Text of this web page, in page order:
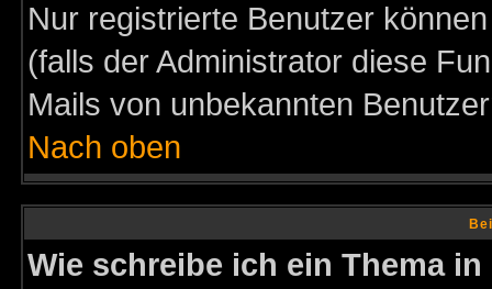
Nur registrierte Benutzer
(falls der Administrator diese
Mails von unbekannten
Nach oben
Wie schreibe ich ein Thema